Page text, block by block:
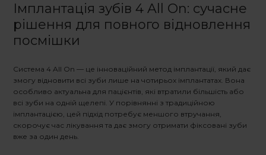
Імплантація зубів 4 All On: сучасне
рішення для повного відновлення
посмішки
Система 4 All On — це інноваційний метод імплантації, який дає
змогу відновити всі зуби лише на чотирьох імплантатах. Вона
особливо актуальна для пацієнтів, які втратили більшість або
всі зуби на одній щелепі. У порівнянні з традиційною
імплантацією, цей підхід потребує меншого втручання,
скорочує час лікування та дає змогу отримати фіксовані зуби
вже за один день.